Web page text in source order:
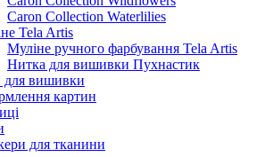
Caron Collection Waterlilies
Tela Artis
Муліне ручного фарбування Tela Artis
Нитка для вишивки Пухнастик
для вишивки
картин
для тканини